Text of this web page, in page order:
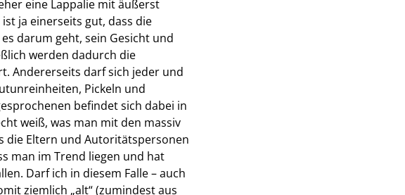
eine Lappalie mit äußerst
ja einerseits gut, dass die
darum geht, sein Gesicht und
werden dadurch die
Andererseits darf sich jeder und
Pickeln und
befindet sich dabei in
weiß, was man mit den massiv
die Eltern und Autoritätspersonen
man im Trend liegen und hat
Darf ich in diesem Falle – auch
ziemlich „alt“ (zumindest aus